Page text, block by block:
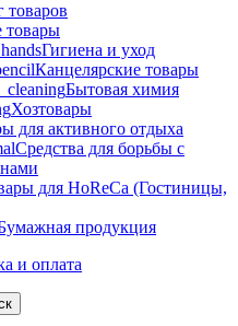
товаров
товары
Гигиена и уход
Канцелярские товары
Бытовая химия
Хозтовары
для активного отдыха
Средства для борьбы с
для HoReCa (Гостиницы,
продукция
и оплата